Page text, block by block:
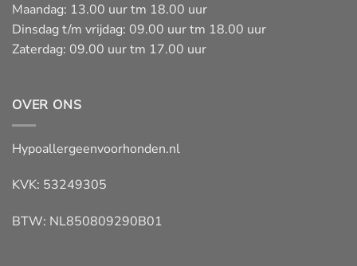
Maandag: 13.00 uur tm 18.00 uur
Dinsdag t/m vrijdag: 09.00 uur tm 18.00 uur
Zaterdag: 09.00 uur tm 17.00 uur
OVER ONS
Hypoallergeenvoorhonden.nl
KVK: 53249305
BTW: NL850809290B01